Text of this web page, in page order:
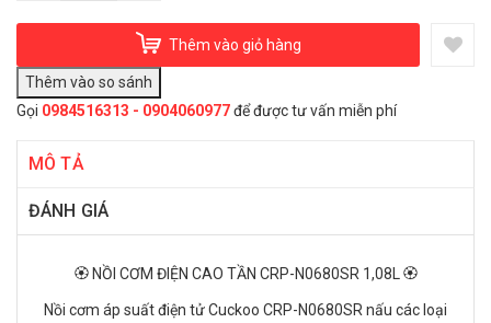
Thêm vào giỏ hàng
Gọi 0984516313 - 0904060977để được tư vấn miễn phí
MÔ TẢ
ĐÁNH GIÁ
🏵️ NỒI CƠM ĐIỆN CAO TẦN CRP-N0680SR 1,08L 🏵️
Nồi cơm áp suất điện tử Cuckoo CRP-N0680SR nấu các loại